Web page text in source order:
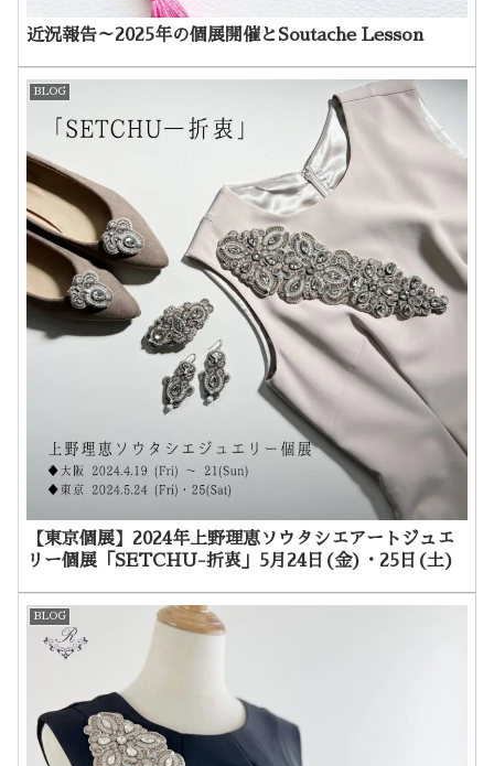
近況報告～2025年の個展開催とSoutache Lesson
BLOG
【東京個展】2024年上野理恵ソウタシエアートジュエ
リー個展「SETCHU-折衷」5月24日(金)・25日(土)
BLOG